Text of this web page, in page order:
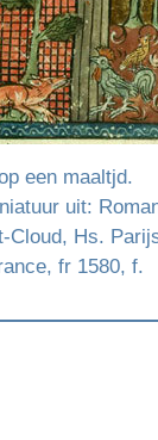
een maaltjd.
uit:
Cloud, Hs.
fr 1580, f.